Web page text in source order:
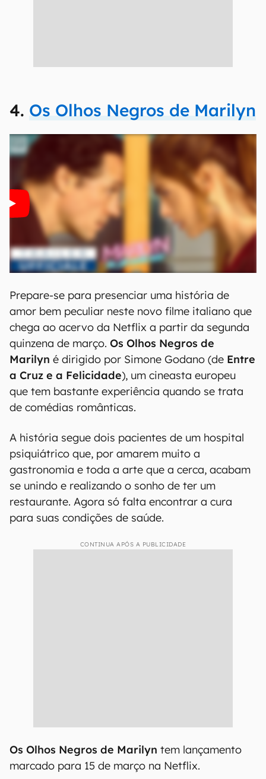
4. Os Olhos Negros de Marilyn
Prepare-se para presenciar uma história de
amor bem peculiar neste novo filme italiano que
chega ao acervo da Netflix a partir da segunda
quinzena de março. Os Olhos Negros de
Marilyn é dirigido por Simone Godano (de Entre
a Cruz e a Felicidade), um cineasta europeu
que tem bastante experiência quando se trata
de comédias românticas.
A história segue dois pacientes de um hospital
psiquiátrico que, por amarem muito a
gastronomia e toda a arte que a cerca, acabam
se unindo e realizando o sonho de ter um
restaurante. Agora só falta encontrar a cura
para suas condições de saúde.
CONTINUA APÓS A PUBLICIDADE
Os Olhos Negros de Marilyn tem lançamento
marcado para 15 de março na Netflix.